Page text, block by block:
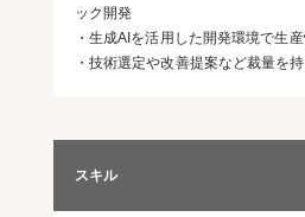
ック開発
・生成AIを活用した開発環境で生
・技術選定や改善提案など裁量を
スキル